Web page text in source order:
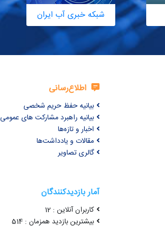
شبکه خبری آب ایران
اطلاع‌رسانی
بیانیه حفظ حریم شخصی
بیانیه راهبرد مشارکت های عمومی
اخبار و تازه‌ها
مقالات و یادداشت‌ها
گالری تصاویر
آمار بازدیدکنندگان
کاربران آنلاین : 12
بیشترین بازدید همزمان : 514